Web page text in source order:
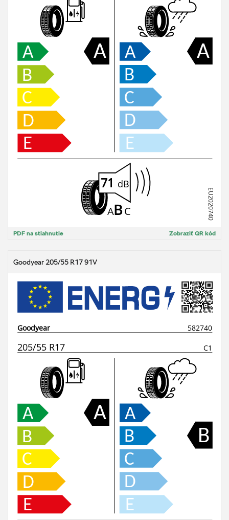
Zobraziť QR kód
PDF na stiahnutie
Goodyear 205/55 R17 91V